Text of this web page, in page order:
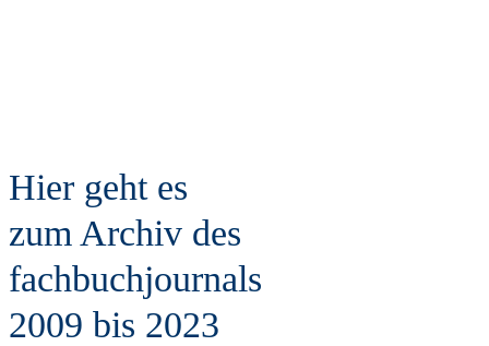
Hier geht es
zum Archiv des
fachbuchjournals
2009 bis 2023